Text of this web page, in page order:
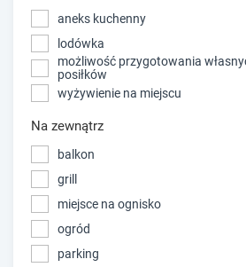
aneks kuchenny
lodówka
możliwość przygotowania
posiłków
wyżywienie na miejscu
Na zewnątrz
balkon
grill
miejsce na ognisko
ogród
parking